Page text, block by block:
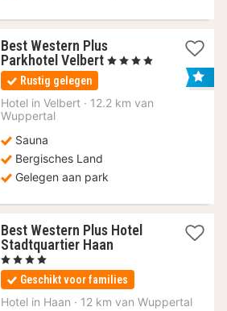
Best Western Plus
Parkhotel Velbert 1
81,60
, 4 Sterren
Rustig gelegen
Hotel in Velbert · 12.2 km van
Wuppertal
Sauna
Bergisches Land
Gelegen aan park
Best Western Plus Hotel
Stadtquartier Haan3
vanaf
109
€
, 4 Sterren
Geschikt voor families
Hotel in Haan · 12 km van Wuppertal